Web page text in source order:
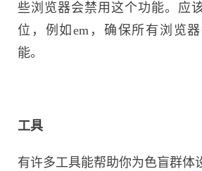
些浏览器会禁用这个功能。应
位，例如em，确保所有浏览
能。
工具
有许多工具能帮助你为色盲群体